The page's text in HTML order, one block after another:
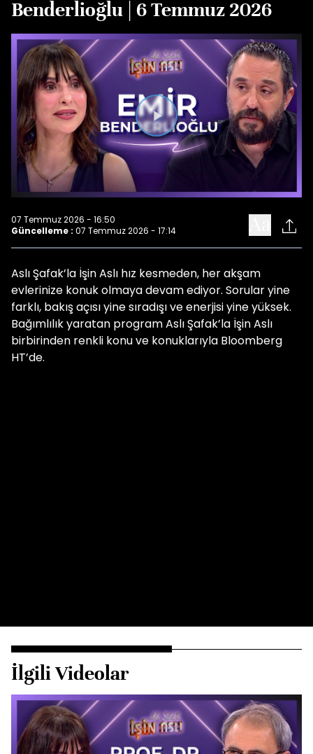
Benderlioğlu | 6 Temmuz 2026
Videoyu
Oynat
07 Temmuz 2026 - 16:50
Güncelleme : 07 Temmuz 2026 - 17:14
Aslı Şafak’la İşin Aslı hız kesmeden, her akşam
evlerinize konuk olmaya devam ediyor. Sorular yine
farklı, bakış açısı yine sıradışı ve enerjisi yine yüksek.
Bağımlılık yaratan program Aslı Şafak’la İşin Aslı
birbirinden renkli konu ve konuklarıyla Bloomberg
HT’de.
İlgili Videolar